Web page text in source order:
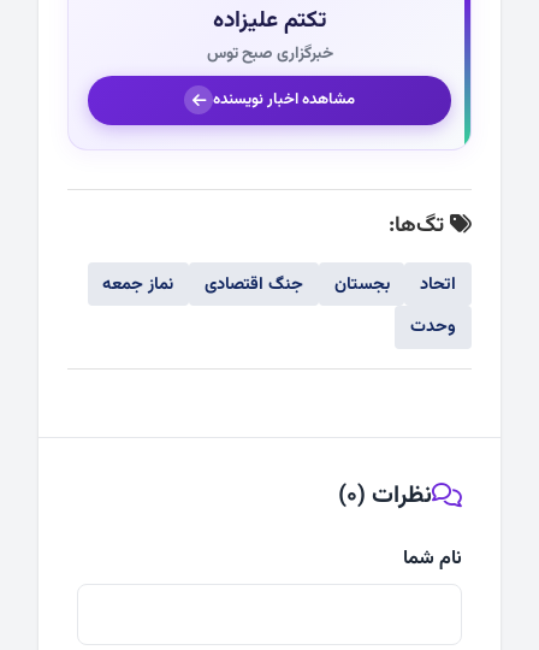
تکتم علیزاده
خبرگزاری صبح توس
مشاهده اخبار نویسنده
تگ‌ها:
اتحاد بجستان جنگ اقتصادی
نماز جمعه
وحدت
نظرات (0)
نام شما